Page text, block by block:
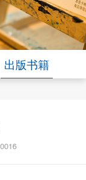
出版书籍